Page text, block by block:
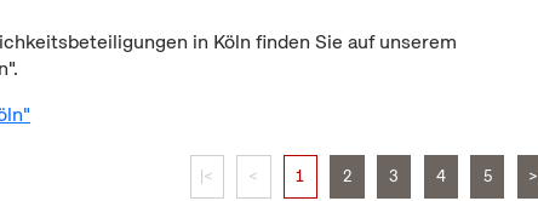
in Köln finden Sie auf unserem
|< < 1 2 3 4 5 >